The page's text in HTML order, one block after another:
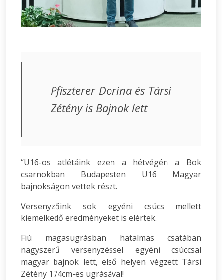
Pfiszterer Dorina és Társi
Zétény is Bajnok lett
“U16-os atlétáink ezen a hétvégén a Bok
csarnokban Budapesten U16 Magyar
bajnokságon vettek részt.
Versenyzőink sok egyéni csúcs mellett
kiemelkedő eredményeket is elértek.
Fiú magasugrásban hatalmas csatában
nagyszerű versenyzéssel egyéni csúccsal
magyar bajnok lett, első helyen végzett Társi
Zétény 174cm-es ugrásával!